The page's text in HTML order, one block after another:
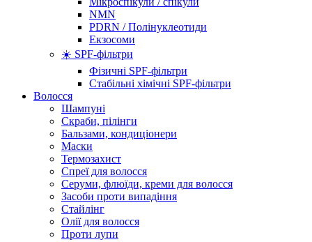
NMN
PDRN / Полінуклеотиди
Екзосоми
☀️ SPF-фільтри
Фізичні SPF-фільтри
Стабільні хімічні SPF-фільтри
Волосся
Шампуні
Скраби, пілінги
Бальзами, кондиціонери
Маски
Термозахист
Спреї для волосся
Серуми, флюїди, креми для волосся
Засоби проти випадіння
Стайлінг
Олії для волосся
Проти лупи